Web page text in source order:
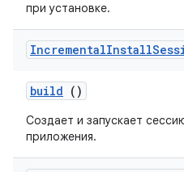
при установке.
IncrementalInstall
build ()
Создает и запускает
приложения.